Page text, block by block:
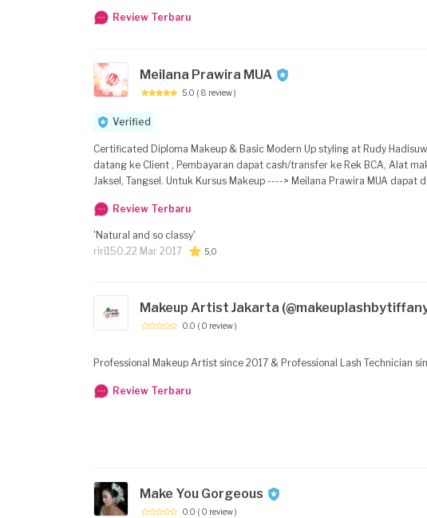
Review Terbaru
Meilana Prawira MUA
5.0 ( 8 review )
Verified
Certificated Diploma Makeup & Basic Modern Up styling at Rudy Hadisuwarno School Untuk jasa Makeup + Hairdo ----> Meilana Prawira MUA dapat
datang ke Client , Pembayaran dapat cash/transfer ke Rek BCA, Alat
Jaksel, Tangsel. Untuk Kursus Makeup ----> Meilana Prawira MUA dapat datang ke Client atau datang ke rumah Meilana Prawira MUA, Pembayaran
Review Terbaru
'Natural and so classy'
riri150,22 Mar 2017 5,0
Makeup Artist Jakarta
0.0 ( 0 review )
Professional Makeup Artist since 2017 & Professional Lash Technician
Review Terbaru
Make You Gorgeous
0.0 ( 0 review )